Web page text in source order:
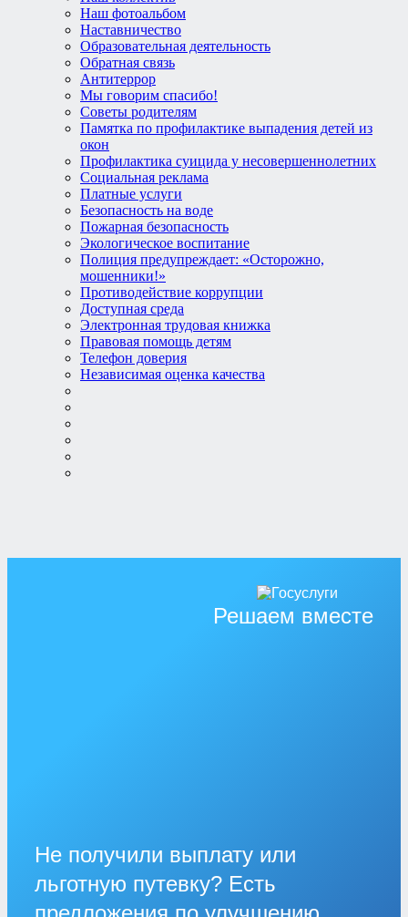
Наш фотоальбом
Наставничество
Образовательная деятельность
Обратная связь
Антитеррор
Мы говорим спасибо!
Советы родителям
Памятка по профилактике выпадения детей из
окон
Профилактика суицида у несовершеннолетних
Социальная реклама
Платные услуги
Безопасность на воде
Пожарная безопасность
Экологическое воспитание
Полиция предупреждает: «Осторожно,
мошенники!»
Противодействие коррупции
Доступная среда
Электронная трудовая книжка
Правовая помощь детям
Телефон доверия
Независимая оценка качества
Решаем вместе
Не получили выплату или
льготную путевку? Есть